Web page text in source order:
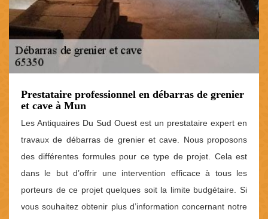
Prestataire professionnel en débarras de grenier
et cave à Mun
Les Antiquaires Du Sud Ouest est un prestataire expert en
travaux de débarras de grenier et cave. Nous proposons
des différentes formules pour ce type de projet. Cela est
dans le but d’offrir une intervention efficace à tous les
porteurs de ce projet quelques soit la limite budgétaire. Si
vous souhaitez obtenir plus d’information concernant notre